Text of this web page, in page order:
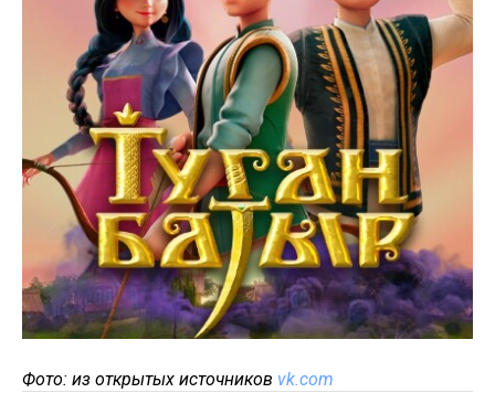
Фото: из открытых источников vk.com